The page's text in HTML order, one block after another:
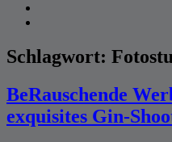
Schlagwort:
BeRauschende
exquisites Gin-